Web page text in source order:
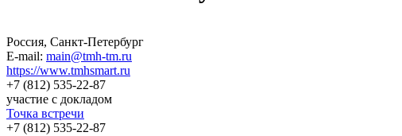
Россия, Санкт-Петербург
E-mail: main@tmh-tm.ru
https://www.tmhsmart.ru
+7 (812) 535-22-87
участие с докладом
Точка встречи
+7 (812) 535-22-87